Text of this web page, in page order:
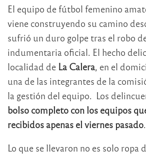
El equipo de fútbol femenino
viene construyendo su camino
sufrió un duro golpe tras el robo
indumentaria oficial. El hecho
localidad de La Calera, en el
una de las integrantes de la
la gestión del equipo. Los
bolso completo con los equipos
recibidos apenas el viernes pasado.
Lo que se llevaron no es solo ropa